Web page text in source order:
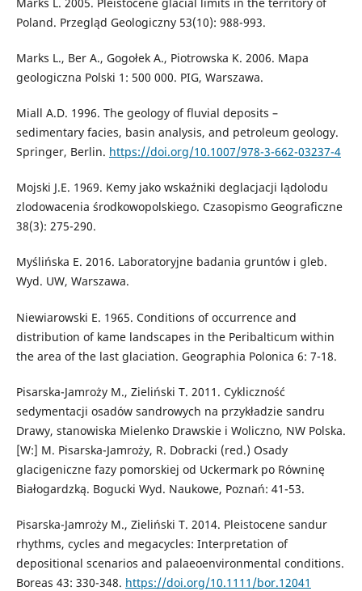
Marks L. 2005. Pleistocene glacial limits in the territory of
Poland. Przegląd Geologiczny 53(10): 988-993.
Marks L., Ber A., Gogołek A., Piotrowska K. 2006. Mapa
geologiczna Polski 1: 500 000. PIG, Warszawa.
Miall A.D. 1996. The geology of fluvial deposits –
sedimentary facies, basin analysis, and petroleum geology.
Springer, Berlin. https://doi.org/10.1007/978-3-662-03237-4
Mojski J.E. 1969. Kemy jako wskaźniki deglacjacji lądolodu
zlodowacenia środkowopolskiego. Czasopismo Geograficzne
38(3): 275-290.
Myślińska E. 2016. Laboratoryjne badania gruntów i gleb.
Wyd. UW, Warszawa.
Niewiarowski E. 1965. Conditions of occurrence and
distribution of kame landscapes in the Peribalticum within
the area of the last glaciation. Geographia Polonica 6: 7-18.
Pisarska-Jamroży M., Zieliński T. 2011. Cykliczność
sedymentacji osadów sandrowych na przykładzie sandru
Drawy, stanowiska Mielenko Drawskie i Woliczno, NW Polska.
[W:] M. Pisarska-Jamroży, R. Dobracki (red.) Osady
glacigeniczne fazy pomorskiej od Uckermark po Równinę
Białogardzką. Bogucki Wyd. Naukowe, Poznań: 41-53.
Pisarska-Jamroży M., Zieliński T. 2014. Pleistocene sandur
rhythms, cycles and megacycles: Interpretation of
depositional scenarios and palaeoenvironmental conditions.
Boreas 43: 330-348. https://doi.org/10.1111/bor.12041